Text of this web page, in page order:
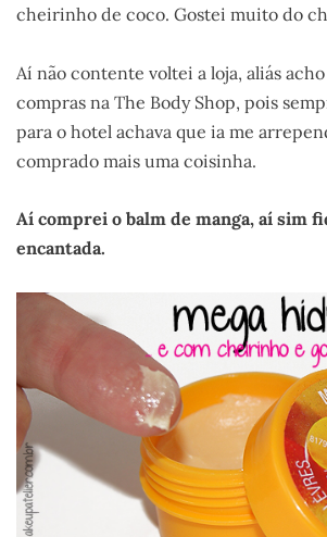
cheirinho de coco. Gostei muito do
Aí não contente voltei a loja, aliás
compras na The Body Shop, pois
para o hotel achava que ia me
comprado mais uma coisinha.
Aí comprei o balm de manga, aí sim
encantada.